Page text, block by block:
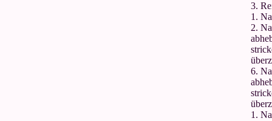
3.
1.
2.
6.
1.